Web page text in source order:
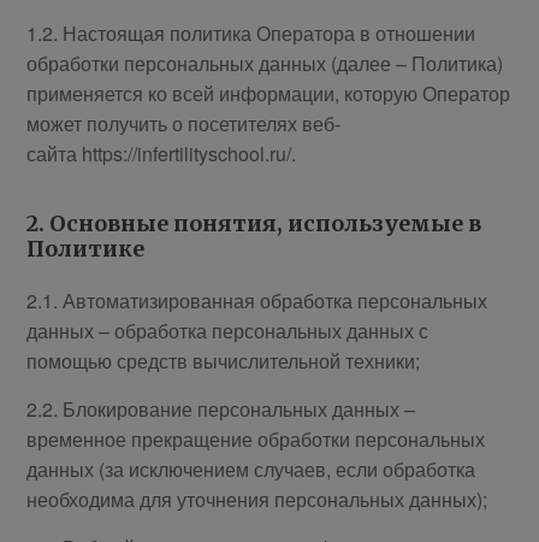
1.2. Настоящая политика Оператора в отношении
обработки персональных данных (далее – Политика)
применяется ко всей информации, которую Оператор
может получить о посетителях веб-
сайта https://infertilityschool.ru/.
2. Основные понятия, используемые в
Политике
2.1. Автоматизированная обработка персональных
данных – обработка персональных данных с
помощью средств вычислительной техники;
2.2. Блокирование персональных данных –
временное прекращение обработки персональных
данных (за исключением случаев, если обработка
необходима для уточнения персональных данных);